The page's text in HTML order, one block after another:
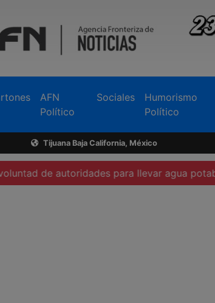
AFN
Político
Sociales
Humorismo
Político
Tijuana Baja California, México
para llevar agua potable a San